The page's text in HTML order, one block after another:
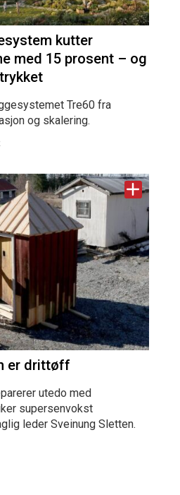
kutter
med 15 prosent – og
Tre60 fra
og skalering.
er drittøff
utedo med
supersenvokst
leder Sveinung Sletten.